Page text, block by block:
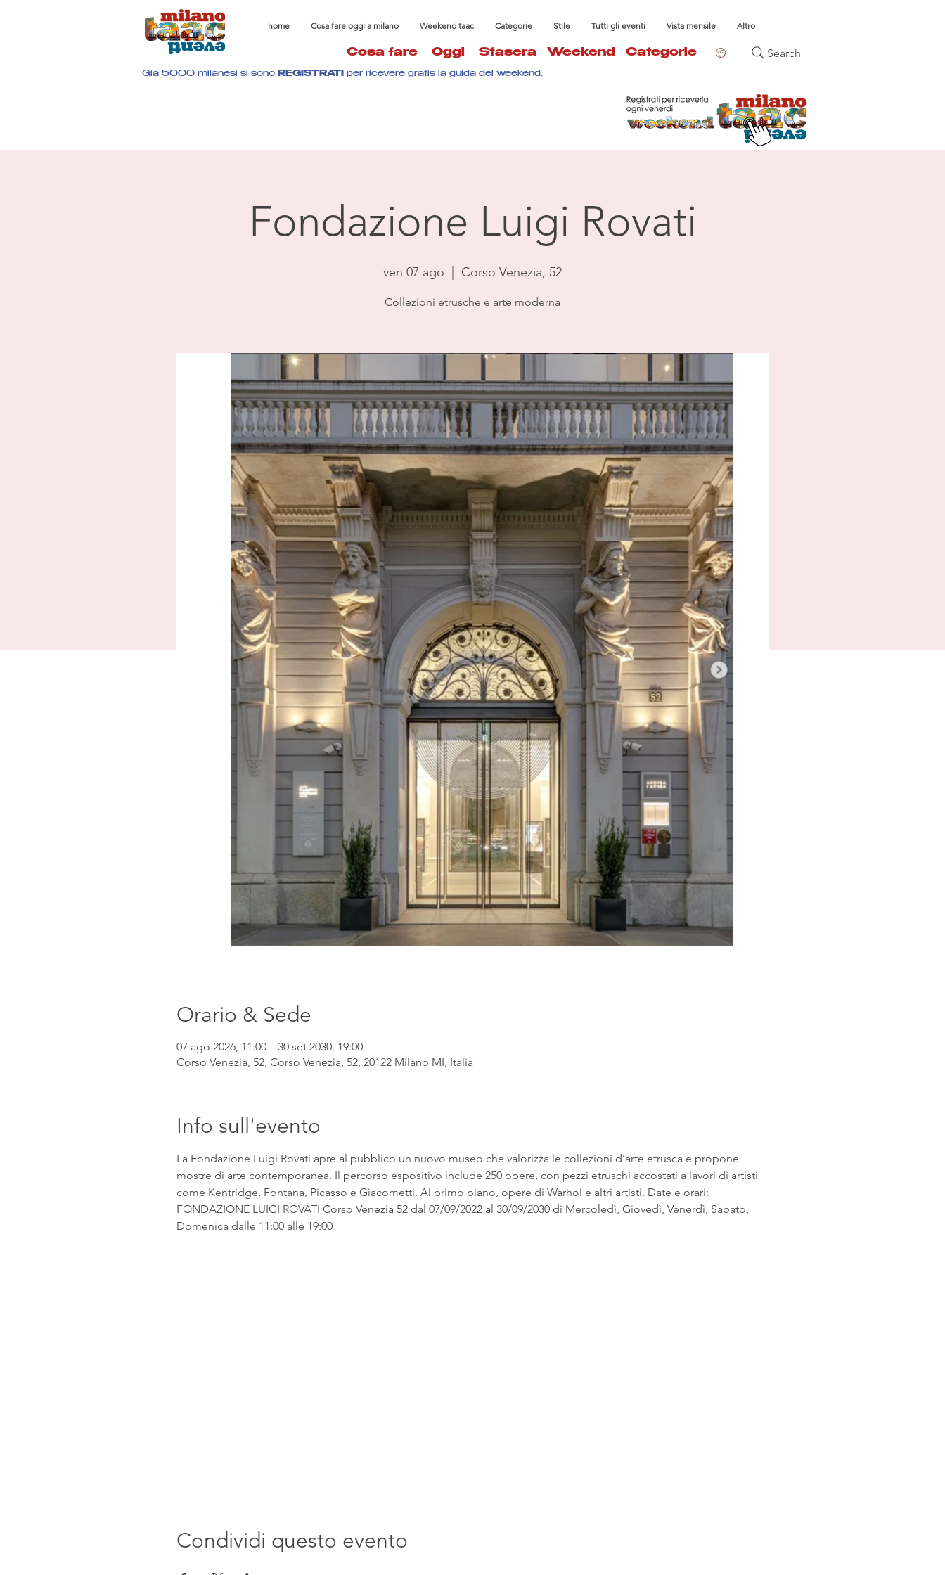
home Cosa fare oggi a milano Weekend taac Categorie Stile Tutti gli eventi Vista mensile Altro
Cosa fare Oggi Stasera Weekend Categorie Search
Già 5000 milanesi si sono REGISTRATI per ricevere gratis la guida del weekend.
Fondazione Luigi Rovati
ven 07 ago Corso Venezia, 52
Collezioni etrusche e arte moderna
Orario & Sede
07 ago 2026, 11:00 – 30 set 2030, 19:00
Corso Venezia, 52, Corso Venezia, 52, 20122 Milano MI, Italia
Info sull'evento
La Fondazione Luigi Rovati apre al pubblico un nuovo museo che valorizza le collezioni d’arte etrusca e propone
mostre di arte contemporanea. Il percorso espositivo include 250 opere, con pezzi etruschi accostati a lavori di artisti
come Kentridge, Fontana, Picasso e Giacometti. Al primo piano, opere di Warhol e altri artisti. Date e orari:
FONDAZIONE LUIGI ROVATI Corso Venezia 52 dal 07/09/2022 al 30/09/2030 di Mercoledì, Giovedì, Venerdì, Sabato,
Domenica dalle 11:00 alle 19:00
Condividi questo evento